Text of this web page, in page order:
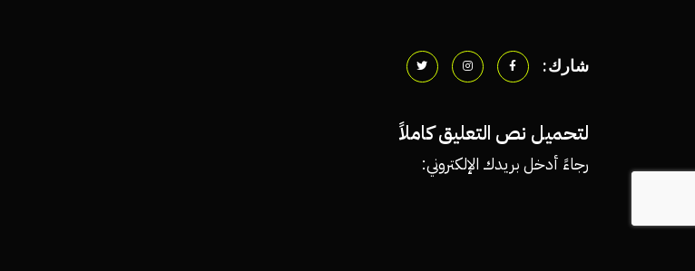
شارك:
لتحميل نص التعليق كاملاً
رجاءً أدخل بريدك الإلكتروني: